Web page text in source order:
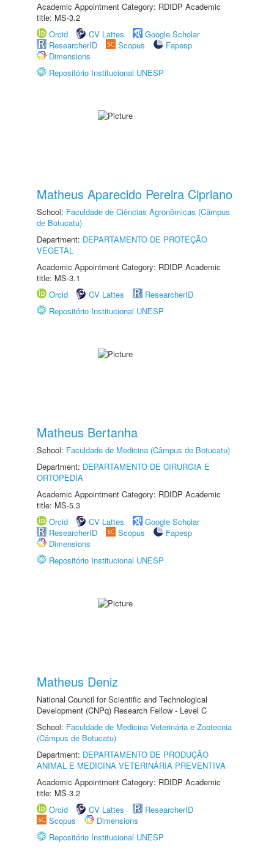
Academic Appointment Category: RDIDP Academic
title: MS-3.2
Orcid
CV Lattes
Google Scholar
ResearcherID
Scopus
Fapesp
Dimensions
Repositório Institucional UNESP
Matheus Aparecido Pereira Cipriano
School: Faculdade de Ciências Agronômicas (Câmpus
de Botucatu)
Department: DEPARTAMENTO DE PROTEÇÃO
VEGETAL
Academic Appointment Category: RDIDP Academic
title: MS-3.1
Orcid
CV Lattes
ResearcherID
Repositório Institucional UNESP
Matheus Bertanha
School: Faculdade de Medicina (Câmpus de Botucatu)
Department: DEPARTAMENTO DE CIRURGIA E
ORTOPEDIA
Academic Appointment Category: RDIDP Academic
title: MS-5.3
Orcid
CV Lattes
Google Scholar
ResearcherID
Scopus
Fapesp
Dimensions
Repositório Institucional UNESP
Matheus Deniz
National Council for Scientific and Technological
Development (CNPq) Research Fellow - Level C
School: Faculdade de Medicina Veterinária e Zootecnia
(Câmpus de Botucatu)
Department: DEPARTAMENTO DE PRODUÇÃO
ANIMAL E MEDICINA VETERINÁRIA PREVENTIVA
Academic Appointment Category: RDIDP Academic
title: MS-3.2
Orcid
CV Lattes
ResearcherID
Scopus
Dimensions
Repositório Institucional UNESP